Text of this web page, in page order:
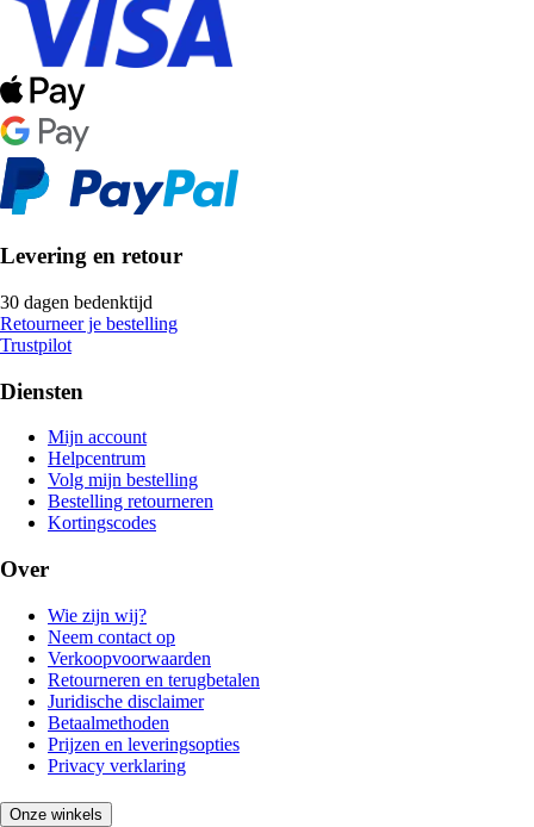
Levering en retour
30 dagen bedenktijd
Retourneer je bestelling
Trustpilot
Diensten
Mijn account
Helpcentrum
Volg mijn bestelling
Bestelling retourneren
Kortingscodes
Over
Wie zijn wij?
Neem contact op
Verkoopvoorwaarden
Retourneren en terugbetalen
Juridische disclaimer
Betaalmethoden
Prijzen en leveringsopties
Privacy verklaring
Onze winkels